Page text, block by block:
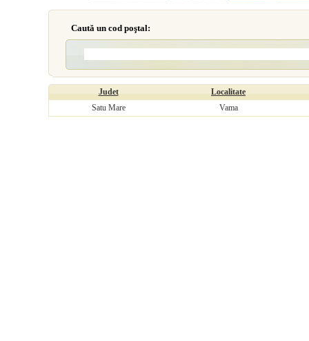
Caută un cod poştal:
Judet
Localitate
Satu Mare
Vama